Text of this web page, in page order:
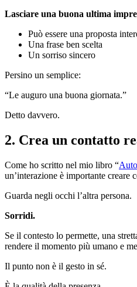
Lasciare una buona ultima
Può essere una proposta
Una frase ben scelta
Un sorriso sincero
Persino un semplice:
“Le auguro una buona giornata.”
Detto davvero.
2. Crea un contatto
Come ho scritto nel mio libro “
un’interazione è importante creare
Guarda negli occhi l’altra persona.
Sorridi.
Se il contesto lo permette, una
rendere il momento più umano e
Il punto non è il gesto in sé.